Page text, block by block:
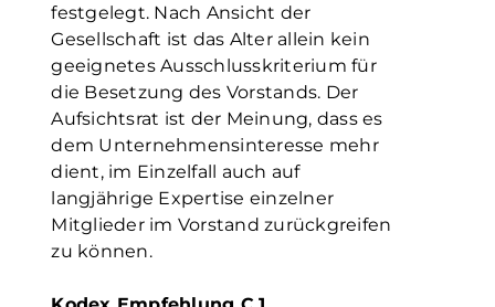
festgelegt. Nach Ansicht der
Gesellschaft ist das Alter allein kein
geeignetes Ausschlusskriterium für
die Besetzung des Vorstands. Der
Aufsichtsrat ist der Meinung, dass es
dem Unternehmensinteresse mehr
dient, im Einzelfall auch auf
langjährige Expertise einzelner
Mitglieder im Vorstand zurückgreifen
zu können.